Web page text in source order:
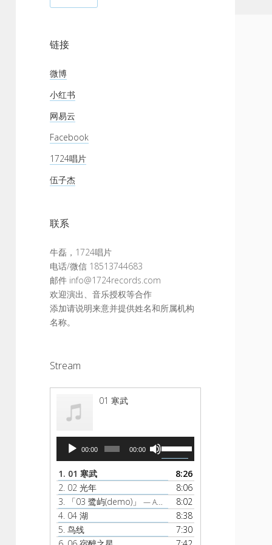
链接
微博
小红书
网易云
Facebook
1724唱片
伍子杰
联系
牛磊，1724唱片
电话/微信 18513744683
邮件 info@1724records.com
欢迎演出、音乐授权等合作
添加请说明来意并提供姓名和所属机构
名称。
Stream
01 寒武
播
放
器
00:00 00:00
/
下
箭
1. 01 寒武
8:26
2. 02 光年
8:06
3.
「03 鹭屿(demo)」 — AMBER
8:02
4. 04 湖
8:38
5. 鸟线
7:30